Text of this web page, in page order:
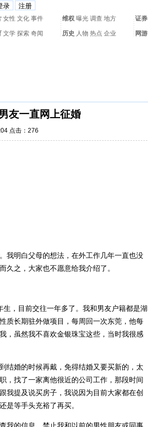
女性 文化 事件 维权 曝光 调查 地方 证券
文学 探索 奇闻 历史 人物 热点 企业 网游
友一直网上征婚
点击： 276
我明白父母的想法，在外工作几年一直也没
久之，大家也不愿意给我介绍了。
，目前交往一年多了。我和男友户籍都是湖
质长期驻外做项目，每周回一次东莞，他每
，虽然我不喜欢金银珠宝这些，当时我很感
结婚的时候再戴，免得结婚又要买新的，太
，找了一家离他很近的公司工作，那段时间
我提及说买房子，我说因为目前大家都在创
是等手头充裕了再买。